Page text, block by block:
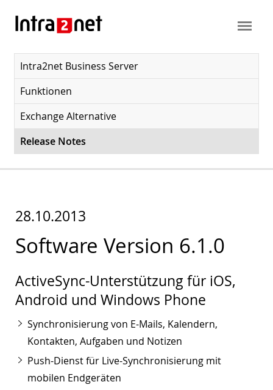
Intra2net Business Server
Funktionen
Exchange Alternative
Release Notes
28.10.2013
Software Version 6.1.0
ActiveSync-Unterstützung für iOS,
Android und Windows Phone
Synchronisierung von E-Mails, Kalendern,
Kontakten, Aufgaben und Notizen
Push-Dienst für Live-Synchronisierung mit
mobilen Endgeräten